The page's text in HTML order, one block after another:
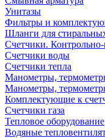
Унитазы
Фильтры и
Шланги для
Счетчики.
Счетчики воды
Счетчики тепла
Манометры,
Манометры,
Комплектующие к
Счетчики газа
Тепловое оборудование
Водяные